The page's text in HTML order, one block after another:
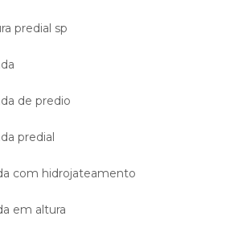
predial sp
de predio
predial
com hidrojateamento
em altura